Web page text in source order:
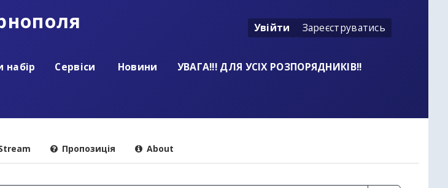
Увійти Зареєструватись
набір Сервіси Новини
УВАГА!!! ДЛЯ УСІХ РОЗПОРЯДНИКІВ!!
Пропозиція About